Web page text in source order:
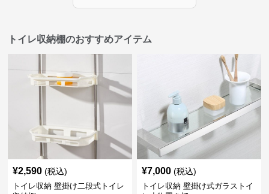
トイレ収納棚のおすすめアイテム
¥2,590 (税込)
トイレ収納 壁掛け二段式トイレ
¥7,000 (税込)
トイレ収納 壁掛け式ガラストイ